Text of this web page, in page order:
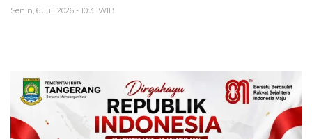
Senin, 6 Juli 2026 - 10:31 WIB